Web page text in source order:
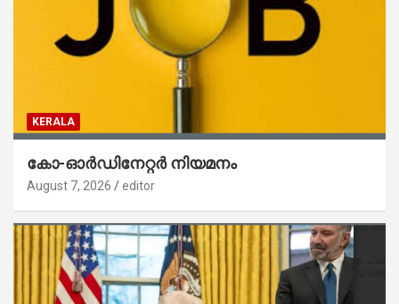
KERALA
കോ-ഓർഡിനേറ്റർ നിയമനം
August 7, 2026 editor